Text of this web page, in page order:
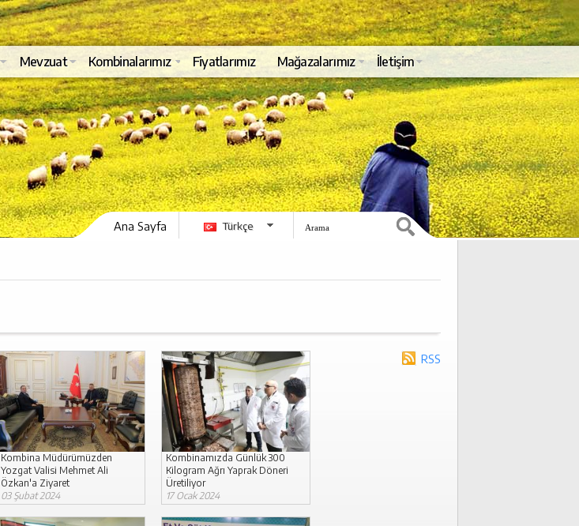
Mevzuat Kombinalarımız Fiyatlarımız Mağazalarımız İletişim
Ana Sayfa
Türkçe
RSS
Kombina Müdürümüzden
Yozgat Valisi Mehmet Ali
Özkan'a Ziyaret
03 Şubat 2024
Kombinamızda Günlük 300
Kilogram Ağrı Yaprak Döneri
Üretiliyor
17 Ocak 2024